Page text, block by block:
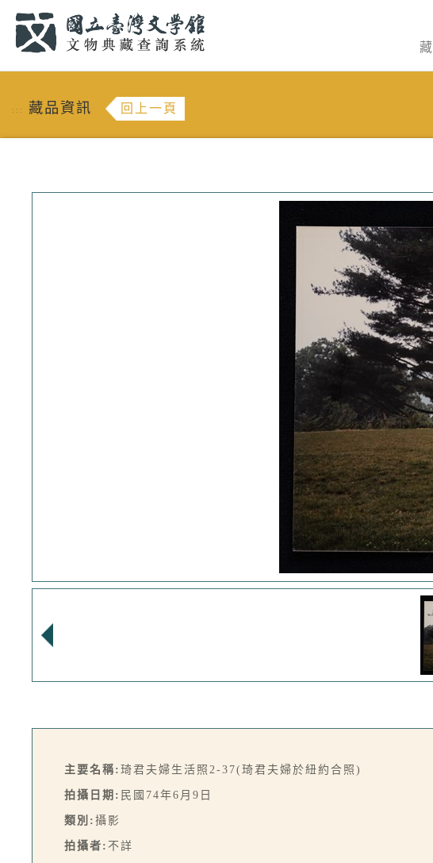
::: 藏品資訊 回上一頁
主要名稱: 琦君夫婦生活照2-37(琦君夫婦於紐約合照)
拍攝日期: 民國74年6月9日
類別: 攝影
拍攝者: 不詳